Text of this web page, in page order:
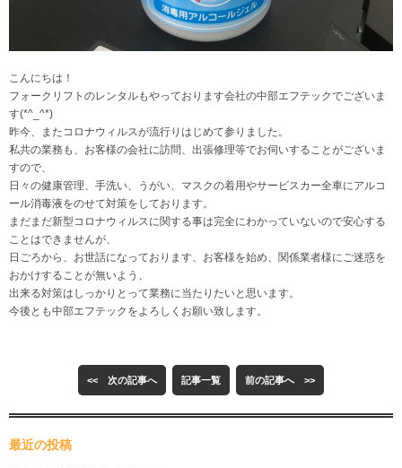
こんにちは！
フォークリフトのレンタルもやっております会社の中部エフテックでございま
す(*^_^*)
昨今、またコロナウィルスが流行りはじめて参りました。
私共の業務も、お客様の会社に訪問、出張修理等でお伺いすることがございま
すので、
日々の健康管理、手洗い、うがい、マスクの着用やサービスカー全車にアルコ
ール消毒液をのせて対策をしております。
まだまだ新型コロナウィルスに関する事は完全にわかっていないので安心する
ことはできませんが、
日ごろから、お世話になっております、お客様を始め、関係業者様にご迷惑を
おかけすることが無いよう、
出来る対策はしっかりとって業務に当たりたいと思います。
今後とも中部エフテックをよろしくお願い致します。
<< 次の記事へ 記事一覧 前の記事へ >>
最近の投稿